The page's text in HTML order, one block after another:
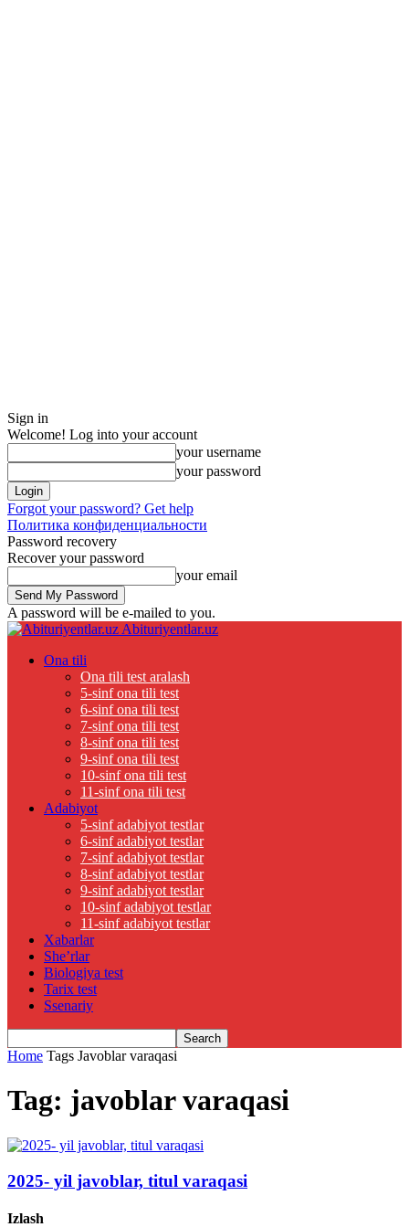
Sign in
Welcome! Log into your account
your username
your password
Forgot your password? Get help
Политика конфиденциальности
Password recovery
Recover your password
your email
A password will be e-mailed to you.
Abituriyentlar.uz
Ona tili
Ona tili test aralash
5-sinf ona tili test
6-sinf ona tili test
7-sinf ona tili test
8-sinf ona tili test
9-sinf ona tili test
10-sinf ona tili test
11-sinf ona tili test
Adabiyot
5-sinf adabiyot testlar
6-sinf adabiyot testlar
7-sinf adabiyot testlar
8-sinf adabiyot testlar
9-sinf adabiyot testlar
10-sinf adabiyot testlar
11-sinf adabiyot testlar
Xabarlar
She’rlar
Biologiya test
Tarix test
Ssenariy
Home Tags Javoblar varaqasi
Tag: javoblar varaqasi
2025- yil javoblar, titul varaqasi
Izlash